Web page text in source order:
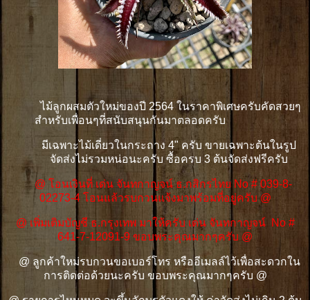
ไม้ลูกผสมตัวใหม่ของปี 2564 ในราคาพิเศษครับคัดสวยๆ
สำหรับเพื่อนๆที่สนับสนุนกันมาตลอดครับ
มีเฉพาะไม้เดี่ยวในกระถาง 4" ครับ ขายเฉพาะต้นในรูป
จัดส่งไม่รวมหน่อนะครับ ซื้อครบ 3 ต้นจัดส่งฟรีครับ
@ โอนเงินที่ เด่น จันทกาญจน์ ธ.กสิกรไทย No # 039-8-
02273-4 โอนแล้วรบกวนแจ้งมาพร้อมที่อยู่ครับ @
@ เพิ่มเติมบัญชี ธ.กรุงเทพ มาให้ครับ เด่น จันทกาญจน์ No #
641-7-12091-9 ขอบพระคุณมากๆครับ @
@ ลูกค้าใหม่รบกวนขอเบอร์โทร หรืออีเมลล์ไว้เพื่อสะดวกใน
การติดต่อด้วยนะครับ ขอบพระคุณมากๆครับ @